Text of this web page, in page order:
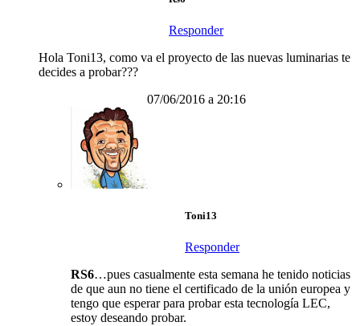
Responder
Hola Toni13, como va el proyecto de las nuevas luminarias te
decides a probar???
07/06/2016 a 20:16
Toni13
Responder
RS6…pues casualmente esta semana he tenido noticias
de que aun no tiene el certificado de la unión europea y
tengo que esperar para probar esta tecnología LEC,
estoy deseando probar.